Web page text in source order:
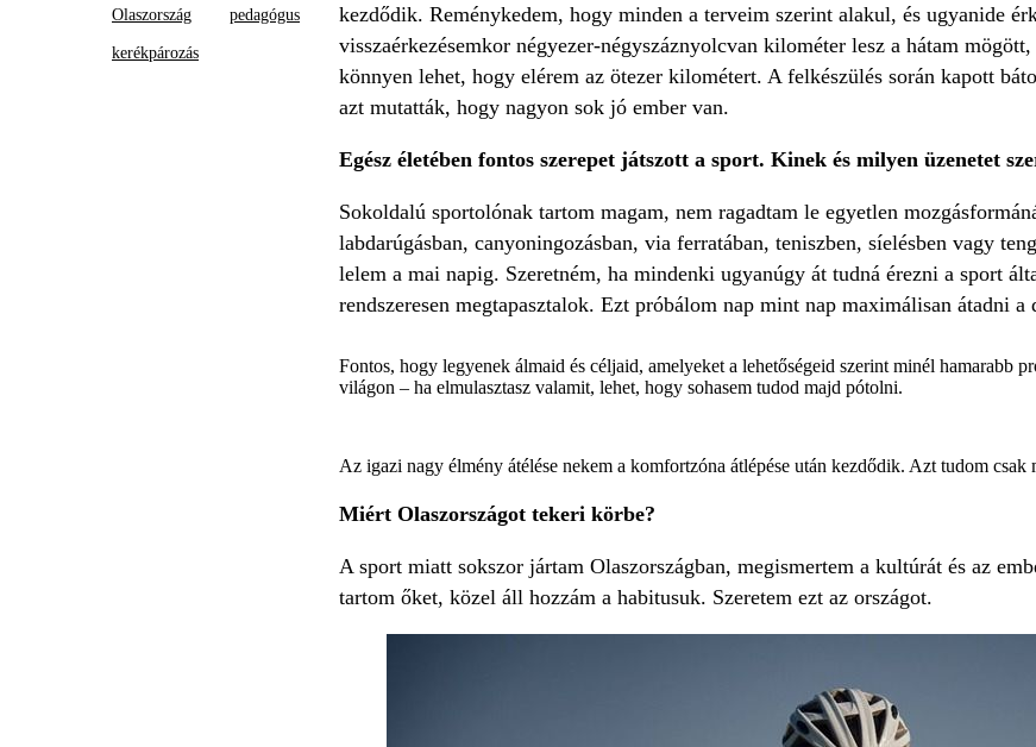
Olaszország pedagógus
kerékpározás
kezdődik. Reménykedem, hogy minden a terveim szerint alakul, és ugyanide
visszaérkezésemkor négyezer-négyszáznyolcvan kilométer lesz a hátam
könnyen lehet, hogy elérem az ötezer kilométert. A felkészülés során kapott
azt mutatták, hogy nagyon sok jó ember van.
Egész életében fontos szerepet játszott a sport. Kinek és milyen üzenetet
Sokoldalú sportolónak tartom magam, nem ragadtam le egyetlen
labdarúgásban, canyoningozásban, via ferratában, teniszben, síelésben vagy
lelem a mai napig. Szeretném, ha mindenki ugyanúgy át tudná érezni a sport
rendszeresen megtapasztalok. Ezt próbálom nap mint nap maximálisan átadni
Fontos, hogy legyenek álmaid és céljaid, amelyeket a lehetőségeid szerint minél hamarabb
világon – ha elmulasztasz valamit, lehet, hogy sohasem tudod majd pótolni.
Az igazi nagy élmény átélése nekem a komfortzóna átlépése után kezdődik. Azt tudom csak
Miért Olaszországot tekeri körbe?
A sport miatt sokszor jártam Olaszországban, megismertem a kultúrát és az
tartom őket, közel áll hozzám a habitusuk. Szeretem ezt az országot.